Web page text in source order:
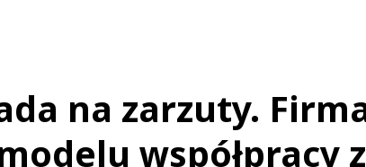
Anuluj
na zarzuty.
współpracy z